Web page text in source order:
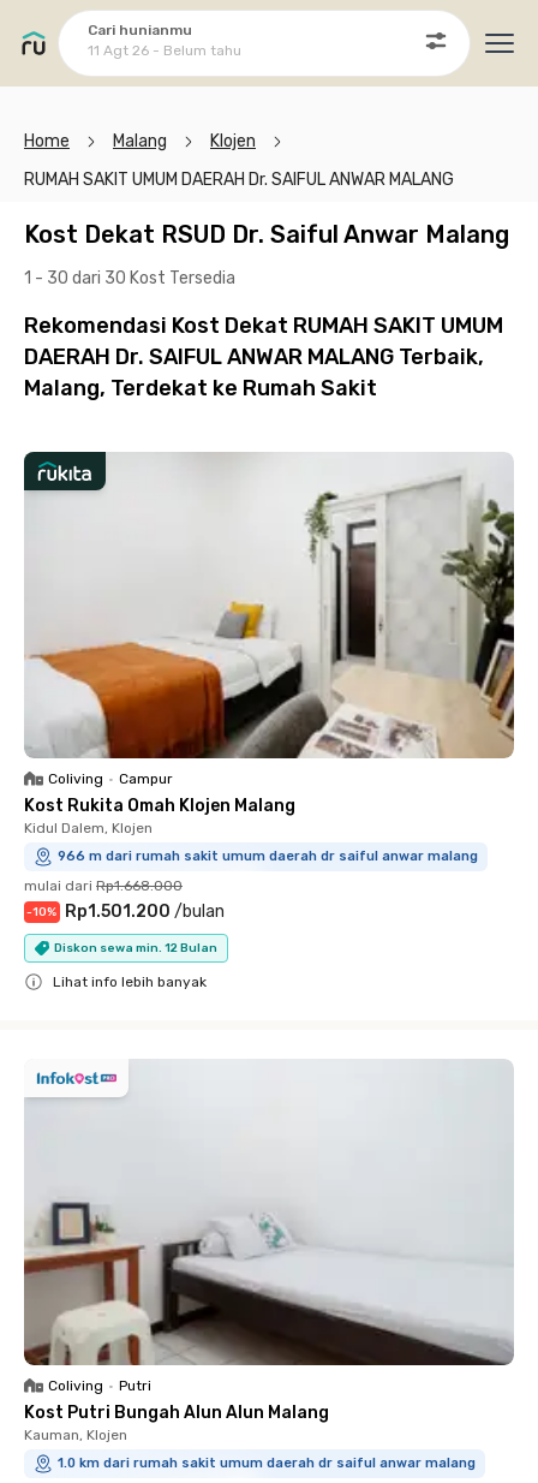
Cari hunianmu
11 Agt 26 - Belum tahu
Home Malang
Klojen
RUMAH SAKIT UMUM DAERAH Dr. SAIFUL ANWAR MALANG
Kost Dekat RSUD Dr. Saiful Anwar Malang
1 - 30 dari 30 Kost Tersedia
Rekomendasi Kost Dekat RUMAH SAKIT UMUM
DAERAH Dr. SAIFUL ANWAR MALANG Terbaik,
Malang, Terdekat ke Rumah Sakit
Coliving • Campur
Kost Rukita Omah Klojen Malang
Kidul Dalem, Klojen
966 m dari rumah sakit umum daerah dr saiful anwar malang
mulai dari Rp1.668.000
-10% Rp1.501.200 /bulan
Diskon sewa min. 12 Bulan
Lihat info lebih banyak
Coliving • Putri
Kost Putri Bungah Alun Alun Malang
Kauman, Klojen
1.0 km dari rumah sakit umum daerah dr saiful anwar malang